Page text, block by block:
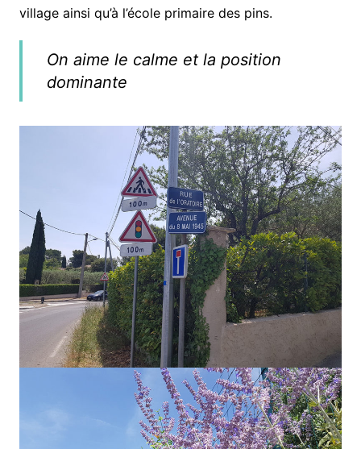
village ainsi qu’à l’école primaire des pins.
On aime le calme et la position
dominante